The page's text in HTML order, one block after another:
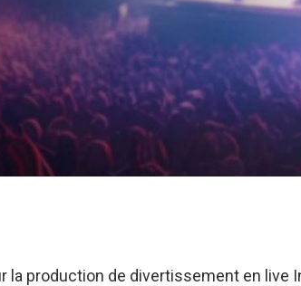
la production de divertissement en live